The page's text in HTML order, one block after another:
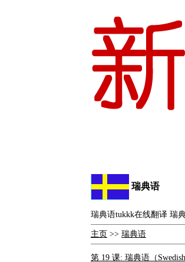
瑞典语
瑞典语tukkk在线翻译 瑞
主页 >> 瑞典语
第 19 课: 瑞典语（